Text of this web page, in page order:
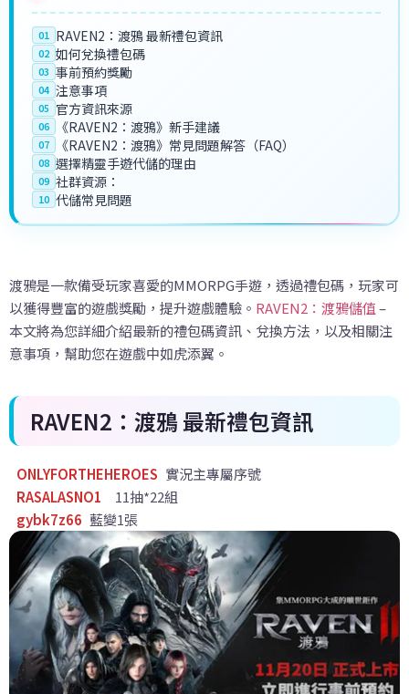
01 RAVEN2：渡鴉 最新禮包資訊
02 如何兌換禮包碼
03 事前預約獎勵
04 注意事項
05 官方資訊來源
06 《RAVEN2：渡鴉》新手建議
07 《RAVEN2：渡鴉》常見問題解答（FAQ）
08 選擇精靈手遊代儲的理由
09 社群資源：
10 代儲常見問題
渡鴉是一款備受玩家喜愛的MMORPG手遊，透過禮包碼，玩家可
以獲得豐富的遊戲獎勵，提升遊戲體驗。 RAVEN2：渡鴉儲值–
本文將為您詳細介紹最新的禮包碼資訊、兌換方法，以及相關注
意事項，幫助您在遊戲中如虎添翼。
RAVEN2：渡鴉最新禮包資訊
ONLYFORTHEHEROES 實況主專屬序號
RASALASNO1
11抽*22組
gybk7z66 藍變1張